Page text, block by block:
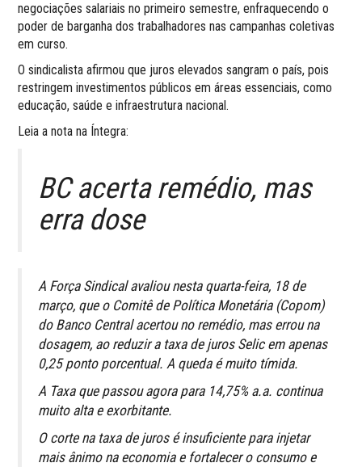
negociações salariais no primeiro semestre, enfraquecendo o
poder de barganha dos trabalhadores nas campanhas coletivas
em curso.
O sindicalista afirmou que juros elevados sangram o país, pois
restringem investimentos públicos em áreas essenciais, como
educação, saúde e infraestrutura nacional.
Leia a nota na Íntegra:
BC acerta remédio, mas
erra dose
A Força Sindical avaliou nesta quarta-feira, 18 de
março, que o Comitê de Política Monetária (Copom)
do Banco Central acertou no remédio, mas errou na
dosagem, ao reduzir a taxa de juros Selic em apenas
0,25 ponto porcentual. A queda é muito tímida.
A Taxa que passou agora para 14,75% a.a. continua
muito alta e exorbitante.
O corte na taxa de juros é insuficiente para injetar
mais ânimo na economia e fortalecer o consumo e